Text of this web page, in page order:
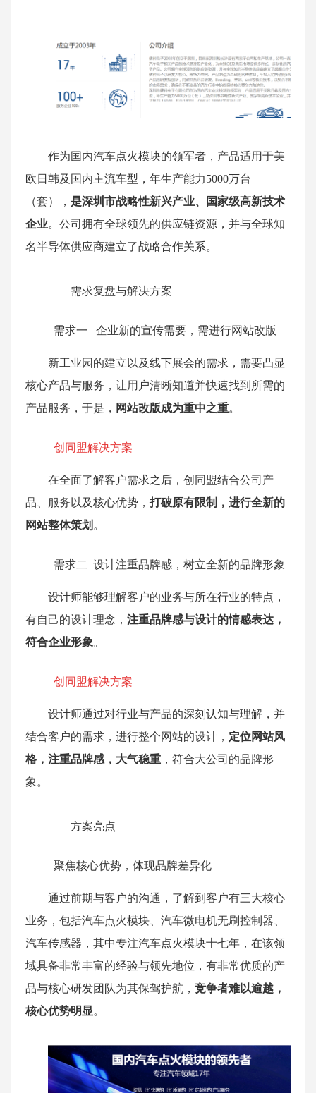
作为国内汽车点火模块的领军者，产品适用于美
欧日韩及国内主流车型，年生产能力5000万台
（套）， 是深圳市战略性新兴产业、国家级高新技术
企业。公司拥有全球领先的供应链资源，并与全球知
名半导体供应商建立了战略合作关系。
需求复盘与解决方案
需求一 企业新的宣传需要，需进行网站改版
新工业园的建立以及线下展会的需求，需要凸显
核心产品与服务，让用户清晰知道并快速找到所需的
产品服务，于是， 网站改版成为重中之重。
创同盟解决方案
在全面了解客户需求之后，创同盟结合公司产
品、服务以及核心优势， 打破原有限制，进行全新的
网站整体策划 。
需求二 设计注重品牌感，树立全新的品牌形象
设计师能够理解客户的业务与所在行业的特点，
有自己的设计理念， 注重品牌感与设计的情感表达，
符合企业形象。
创同盟解决方案
设计师通过对行业与产品的深刻认知与理解，并
结合客户的需求，进行整个网站的设计， 定位网站风
格，注重品牌感，大气稳重 ，符合大公司的品牌形
象。
方案亮点
聚焦核心优势，体现品牌差异化
通过前期与客户的沟通，了解到客户有三大核心
业务，包括汽车点火模块、汽车微电机无刷控制器、
汽车传感器，其中专注汽车点火模块十七年，在该领
域具备非常丰富的经验与领先地位，有非常优质的产
品与核心研发团队为其保驾护航， 竞争者难以逾越，
核心优势明显。